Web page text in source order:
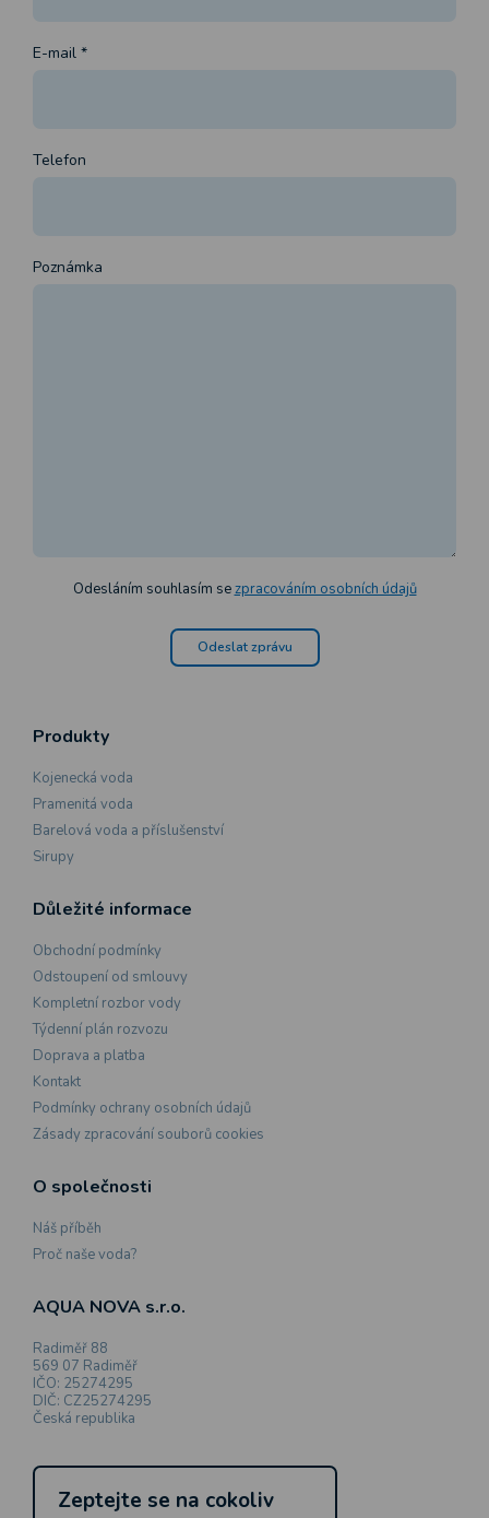
E-mail *
Telefon
Poznámka
Odesláním souhlasím sezpracováním osobních údajů
Odeslat zprávu
Produkty
Kojenecká voda
Pramenitá voda
Barelová voda a příslušenství
Sirupy
Důležité informace
Obchodní podmínky
Odstoupení od smlouvy
Kompletní rozbor vody
Týdenní plán rozvozu
Doprava a platba
Kontakt
Podmínky ochrany osobních údajů
Zásady zpracování souborů cookies
O společnosti
Náš příběh
Proč naše voda?
AQUA NOVA s.r.o.
Radiměř 88
569 07 Radiměř
IČO: 25274295
DIČ: CZ25274295
Česká republika
Zeptejte se na cokoliv